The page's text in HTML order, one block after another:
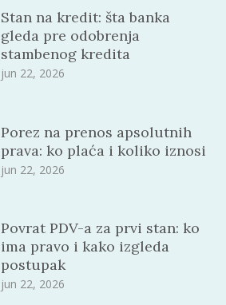
Stan na kredit: šta banka
gleda pre odobrenja
stambenog kredita
jun 22, 2026
Porez na prenos apsolutnih
prava: ko plaća i koliko iznosi
jun 22, 2026
Povrat PDV-a za prvi stan: ko
ima pravo i kako izgleda
postupak
jun 22, 2026